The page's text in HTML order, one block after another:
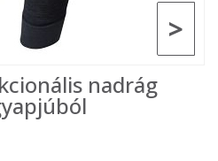
>
nadrág